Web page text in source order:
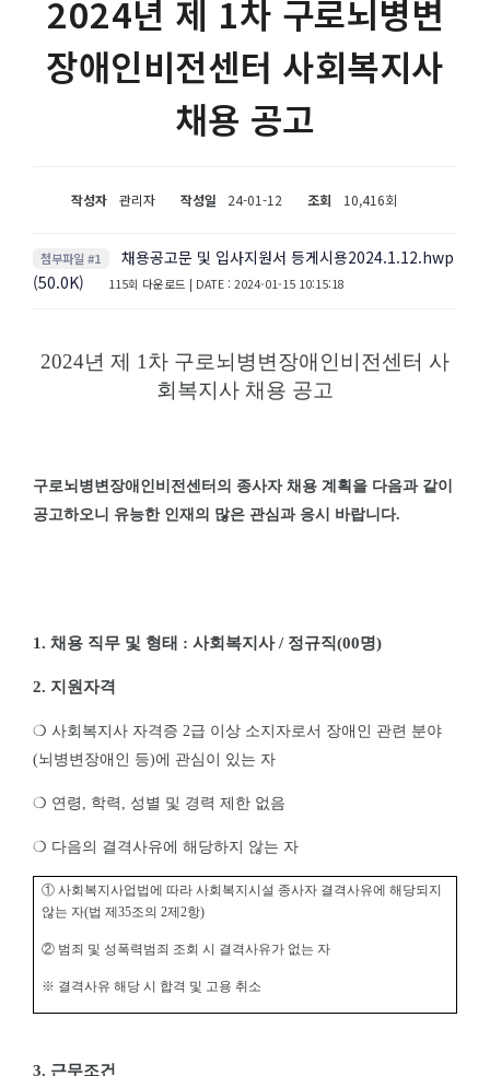
2024년 제 1차 구로뇌병변
장애인비전센터 사회복지사
채용 공고
작성자 관리자 작성일 24-01-12 조회 10,416회
첨부파일 #1
채용공고문 및 입사지원서 등게시용2024.1.12.hwp
(50.0K)
115회 다운로드 | DATE : 2024-01-15 10:15:18
2024년 제 1차 구로뇌병변장애인비전센터 사
회복지사 채용 공고
구로뇌병변장애인비전센터의 종사자 채용 계획을 다음과 같이
공고하오니 유능한 인재의 많은 관심과 응시 바랍니다.
1. 채용 직무 및 형태 : 사회복지사/ 정규직(00명)
2. 지원자격
❍ 사회복지사 자격증 2급 이상 소지자로서 장애인 관련 분야
(뇌병변장애인 등)에 관심이 있는 자
❍ 연령 학력 성별 및 경력 제한 없음
❍ 다음의 결격사유에 해당하지 않는 자
① 사회복지사업법에 따라 사회복지시설 종사자 결격사유에 해당되지
않는 자(법 제35조의 2제2항)
② 범죄 및 성폭력범죄 조회 시 결격사유가 없는 자
※ 결격사유 해당 시 합격 및 고용 취소
3. 근무조건